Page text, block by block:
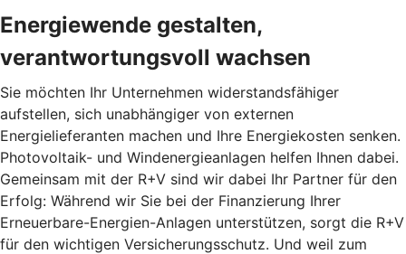
Energiewende gestalten,
verantwortungsvoll wachsen
Sie möchten Ihr Unternehmen widerstandsfähiger
aufstellen, sich unabhängiger von externen
Energielieferanten machen und Ihre Energiekosten senken.
Photovoltaik- und Windenergieanlagen helfen Ihnen dabei.
Gemeinsam mit der R+V sind wir dabei Ihr Partner für den
Erfolg: Während wir Sie bei der Finanzierung Ihrer
Erneuerbare-Energien-Anlagen unterstützen, sorgt die R+V
für den wichtigen Versicherungsschutz. Und weil zum